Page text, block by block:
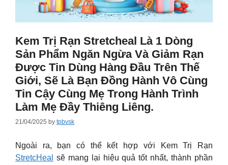
Kem Trị Rạn Stretcheal Là 1 Dòng
Sản Phẩm Ngăn Ngừa Và Giảm Rạn
Được Tin Dùng Hàng Đầu Trên Thế
Giới, Sẽ Là Bạn Đồng Hành Vô Cùng
Tin Cậy Cùng Mẹ Trong Hành Trình
Làm Mẹ Đầy Thiêng Liêng.
21/04/2025 by tpbvsk
Ngoài ra, bạn có thể kết hợp với Kem Trị Rạn
StretcHeal
sẽ mang lại hiệu quả tốt nhất, thành phần